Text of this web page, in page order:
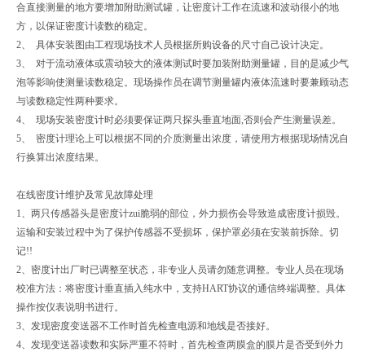
合直接测量的地方要增加附助测试罐，让密度计工作在流速和波动很小的地
方，以保证密度计读数的稳定。
2、 具体安装图由工程现场技术人员根据所购设备的尺寸自己设计决定。
3、 对于流动液体或震动较大的液体测试时要加装附助测量罐，目的是减少气
泡等影响使测量读数稳定。现场操作员在调节测量罐内液体流速时要兼顾动态
与读数稳定性两种要求。
4、 现场安装密度计时必须要保证两只探头垂直地面,否则会产生测量误差。
5、 密度计理论上可以根据不同的介质测量出浓度，请使用方根据现场情况自
行换算出浓度结果。
在线密度计维护及常见故障处理
1、两只传感器头是密度计zui脆弱的部位，外力损伤会导致造成密度计损毁。
运输和安装过程中为了保护传感器不受损坏，保护罩必须在安装前拆除。切
记!!
2、密度计出厂时已调整至状态，非专业人员请勿随意调整。专业人员在现场
校准方法：将密度计垂直插入纯水中，支持HART协议的通信终端调整。具体
操作按仪表说明书进行。
3、发现密度变送器不工作时首先检查电源和地线是否接好。
4、发现变送器读数和实际严重不符时，首先检查两膜盒的膜片是否受到外力